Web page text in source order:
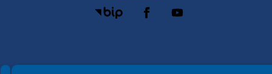
Spełniamy standardy WCAG 2.2
Spełniamy standardy W3C